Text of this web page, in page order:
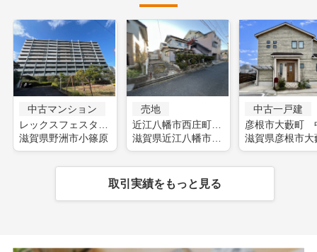
中古マンション
滋賀県野洲市小篠原
売地
近江八幡市西庄町 土地
滋賀県近江八幡市西庄町
中古一戸建
滋賀県彦根市大
取引実績をもっと見る